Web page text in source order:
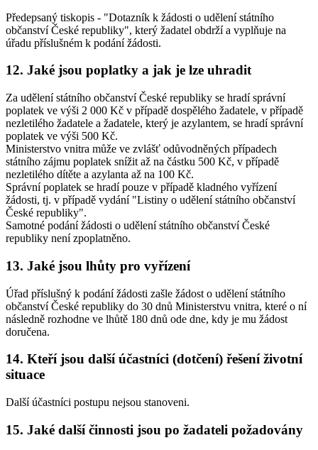
Předepsaný tiskopis - "Dotazník k žádosti o udělení státního
občanství České republiky", který žadatel obdrží a vyplňuje na
úřadu příslušném k podání žádosti.
12. Jaké jsou poplatky a jak je lze uhradit
Za udělení státního občanství České republiky se hradí správní
poplatek ve výši 2 000 Kč v případě dospělého žadatele, v případě
nezletilého žadatele a žadatele, který je azylantem, se hradí správní
poplatek ve výši 500 Kč.
Ministerstvo vnitra může ve zvlášť odůvodněných případech
státního zájmu poplatek snížit až na částku 500 Kč, v případě
nezletilého dítěte a azylanta až na 100 Kč.
Správní poplatek se hradí pouze v případě kladného vyřízení
žádosti, tj. v případě vydání "Listiny o udělení státního občanství
České republiky".
Samotné podání žádosti o udělení státního občanství České
republiky není zpoplatněno.
13. Jaké jsou lhůty pro vyřízení
Úřad příslušný k podání žádosti zašle žádost o udělení státního
občanství České republiky do 30 dnů Ministerstvu vnitra, které o ní
následně rozhodne ve lhůtě 180 dnů ode dne, kdy je mu žádost
doručena.
14. Kteří jsou další účastníci (dotčení) řešení životní
situace
Další účastníci postupu nejsou stanoveni.
15. Jaké další činnosti jsou po žadateli požadovány